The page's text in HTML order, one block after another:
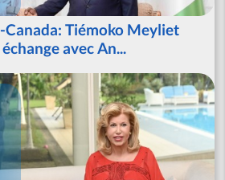
Tiémoko Meyliet
avec An...